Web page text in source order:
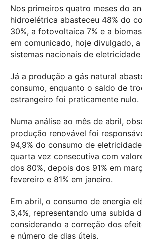
Nos primeiros quatro meses do
hidroelétrica abasteceu 48% do
30%, a fotovoltaica 7% e a
em comunicado, hoje divulgado,
sistemas nacionais de
Já a produção a gás natural
consumo, enquanto o saldo de
estrangeiro foi praticamente nulo.
Numa análise ao mês de abril,
produção renovável foi
94,9% do consumo de
quarta vez consecutiva com
dos 80%, depois dos 91% em
fevereiro e 81% em janeiro.
Em abril, o consumo de energia
3,4%, representando uma subida
considerando a correção dos
e número de dias úteis.